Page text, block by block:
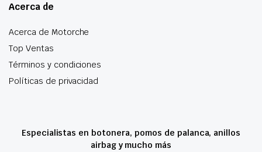
Acerca de
Acerca de Motorche
Top Ventas
Términos y condiciones
Políticas de privacidad
Especialistas en botonera, pomos de palanca, anillos
airbag y mucho más